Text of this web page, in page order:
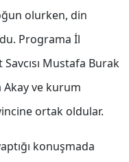
olurken, din
Programa İl
Mustafa Burak
ve kurum
ortak oldular.
konuşmada